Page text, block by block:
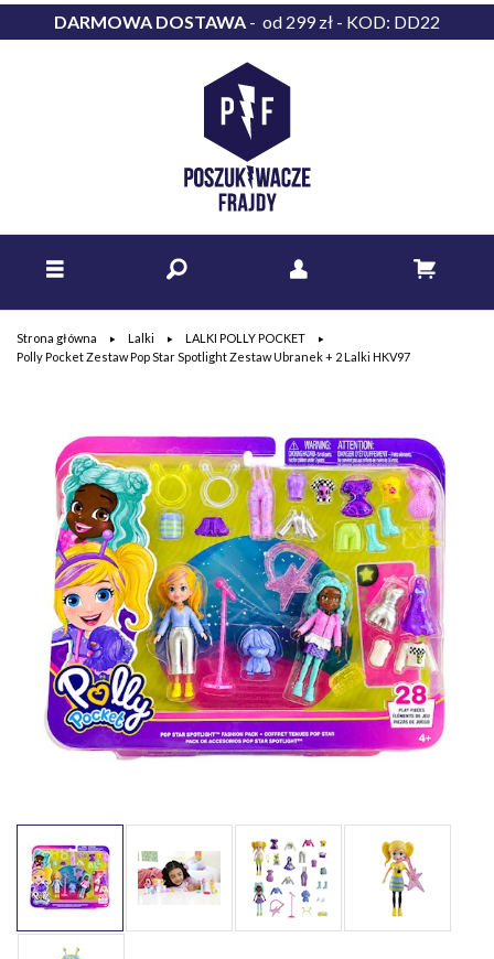
DARMOWA DOSTAWA - od 299 zł - KOD: DD22
Strona główna Lalki
LALKI POLLY POCKET
Polly Pocket Zestaw Pop Star Spotlight Zestaw Ubranek + 2 Lalki HKV97